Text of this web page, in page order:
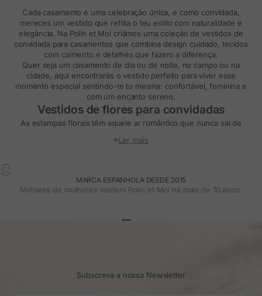
Cada casamento é uma celebração única, e como convidada,
mereces um vestido que reflita o teu estilo com naturalidade e
elegância. Na Polín et Moi criámos uma coleção de vestidos de
convidada para casamentos que combina design cuidado, tecidos
com caimento e detalhes que fazem a diferença.
Quer seja um casamento de dia ou de noite , no campo ou na
cidade, aqui encontrarás o vestido perfeito para viver esse
momento especial sentindo-te tu mesma: confortável, feminina e
com um encanto sereno.
Vestidos de flores para convidadas
As estampas florais têm aquele ar romântico que nunca sai de
pensada para mulheres que procuram um look delicado, com
com estampados subtis em tons empolvados ou vibrantes, cada
design é feito para acompanhar-te com harmonia, adaptar-se à tua
estampados
estampados fluidos até vestidos midi com motivos florais
geométricos ou abstratos, sempre com aquele toque especial que
Ler mais
MARCA ESPANHOLA DESDE 2015
Milhares de mulheres vestem Polin et Moi há mais de 10 anos.
Subscreva a nossa Newsletter